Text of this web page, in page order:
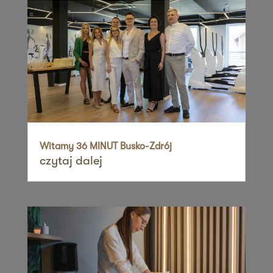
Zapisz mnie
36 MINUT Rumia
ul. Gdańska 34
84-230 Rumia
Zapisz mnie
36 MINUT Sadyba
02-981 Warszawa
36 MINUT Siekierki
62-025 Siekierki Wielkie
36 MINUT Siemianowice
Witamy 36 MINUT Busko-Zdrój
czytaj dalej